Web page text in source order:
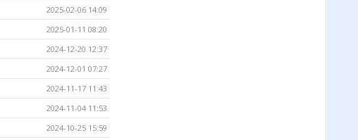
2025-02-06 14:09
2025-01-11 08:20
2024-12-20 12:37
2024-12-01 07:27
2024-11-17 11:43
2024-11-04 11:53
2024-10-25 15:59